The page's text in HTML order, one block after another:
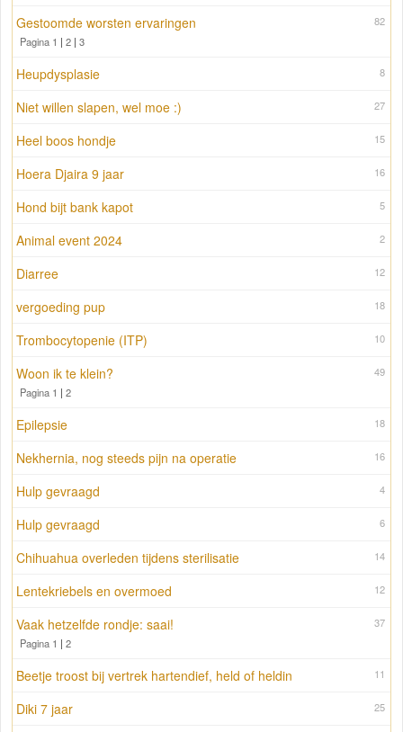
82
Gestoomde worsten ervaringen
Pagina 1 | 2 | 3
8
Heupdysplasie
27
Niet willen slapen, wel moe :)
15
Heel boos hondje
16
Hoera Djaira 9 jaar
5
Hond bijt bank kapot
2
Animal event 2024
12
Diarree
18
vergoeding pup
10
Trombocytopenie (ITP)
49
Woon ik te klein?
Pagina 1 | 2
18
Epilepsie
16
Nekhernia, nog steeds pijn na operatie
4
Hulp gevraagd
6
Hulp gevraagd
14
Chihuahua overleden tijdens sterilisatie
12
Lentekriebels en overmoed
37
Vaak hetzelfde rondje: saai!
Pagina 1 | 2
11
Beetje troost bij vertrek hartendief, held of heldin
25
Diki 7 jaar